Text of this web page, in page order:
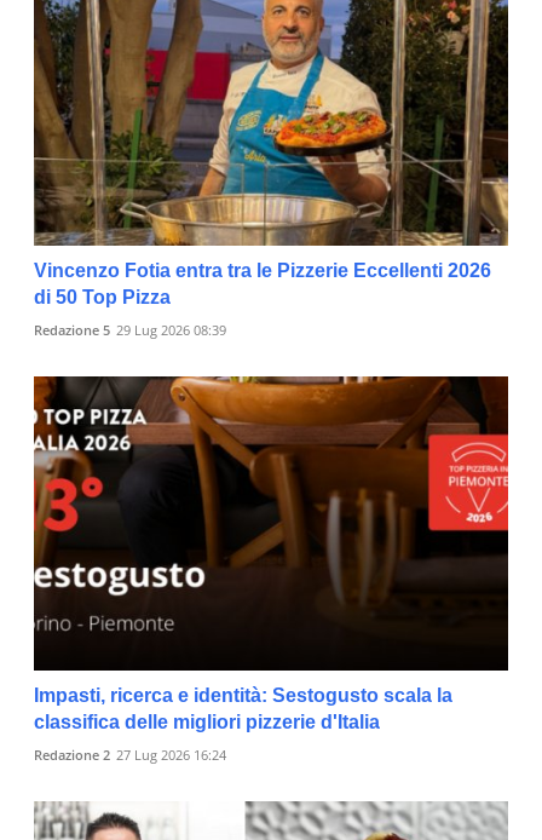
Vincenzo Fotia entra tra le Pizzerie Eccellenti 2026
di 50 Top Pizza
Redazione 5 29 Lug 2026 08:39
Impasti, ricerca e identità: Sestogusto scala la
classifica delle migliori pizzerie d'Italia
Redazione 2 27 Lug 2026 16:24